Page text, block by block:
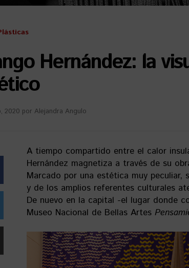
Hernández: la
2020 por Alejandra Angulo
A tiempo compartido entre el calor
Hernández magnetiza a través de su
Marcado por una estética muy
y de los amplios referentes culturales
De nuevo en la capital -el lugar donde
Museo Nacional de Bellas Artes